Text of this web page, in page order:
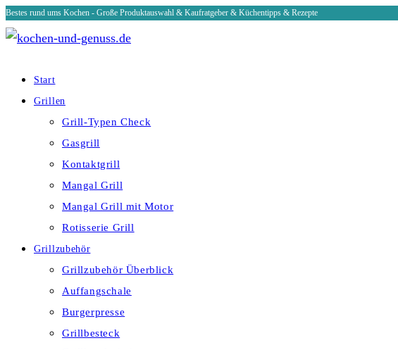
Zum
Inhalt
Bestes rund ums Kochen - Große Produktauswahl & Kaufratgeber & Küchentipps & Rezepte
Start
Grillen
Grill-Typen Check
Gasgrill
Kontaktgrill
Mangal Grill
Mangal Grill mit Motor
Rotisserie Grill
Grillzubehör
Grillzubehör Überblick
Auffangschale
Burgerpresse
Grillbesteck